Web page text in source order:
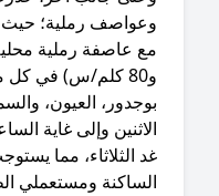
رملية؛ حيث يُرتقب
و80 كلم/س) في كل من
العيون، والسمارة،
وإلى غاية الساعة
الثلاثاء، مما يستوجب
ومستعملي الطرقات في